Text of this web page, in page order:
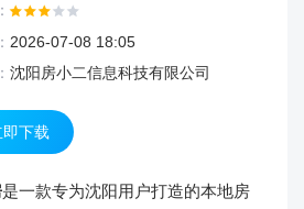
2026-07-08 18:05
沈阳房小二信息科技有限公司
即下载
是一款专为沈阳用户打造的本地房